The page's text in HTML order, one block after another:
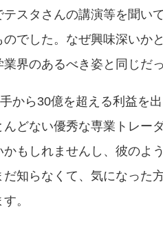
スタさんの講演等を聞い
でした。なぜ興味深いか
界のあるべき姿と同じだ
から30億を超える利益を
どない優秀な専業トレー
もしれませんし、彼のよ
だ知らなくて、気になった
。